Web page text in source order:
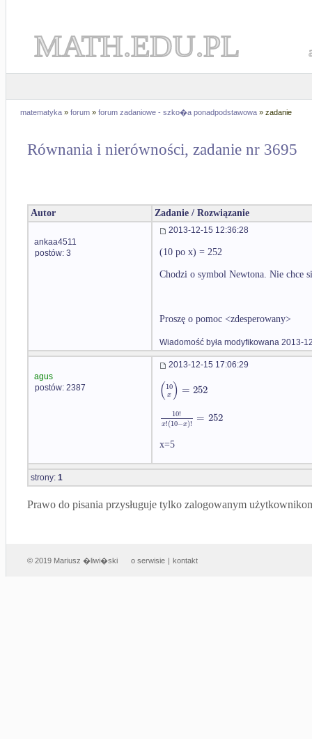
MATH.EDU.PL
matematyka » forum » forum zadaniowe - szko�a ponadpodstawowa » zadanie
Równania i nierówności, zadanie nr 3695
Autor Zadanie / Rozwiązanie
ankaa4511
postów: 3
2013-12-15 12:36:28
(10 po x) = 252
Chodzi o symbol Newtona. Nie chce
Proszę o pomoc <zdesperowany>
Wiadomość była modyfikowana 2013-
agus
postów: 2387
2013-12-15 17:06:29
(10
x) = 252
10!
x!(10−x)! = 252
x=5
strony: 1
Prawo do pisania przysługuje tylko zalogowanym
© 2019 Mariusz �liwi�ski o serwisie | kontakt